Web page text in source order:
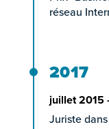
réseau
2017
juillet 2015
Juriste